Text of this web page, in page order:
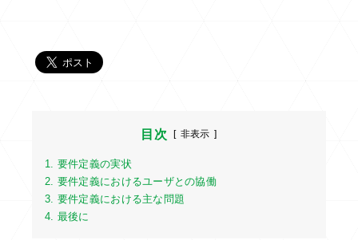
目次 [ 非表示 ]
1. 要件定義の実状
2. 要件定義におけるユーザとの協働
3. 要件定義における主な問題
4. 最後に